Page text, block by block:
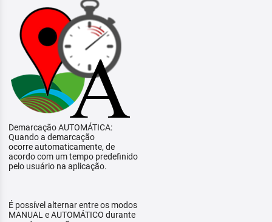
Demarcação AUTOMÁTICA:
Quando a demarcação
ocorre automaticamente, de
acordo com um tempo predefinido
pelo usuário na aplicação.
É possível alternar entre os modos
MANUAL e AUTOMÁTICO durante